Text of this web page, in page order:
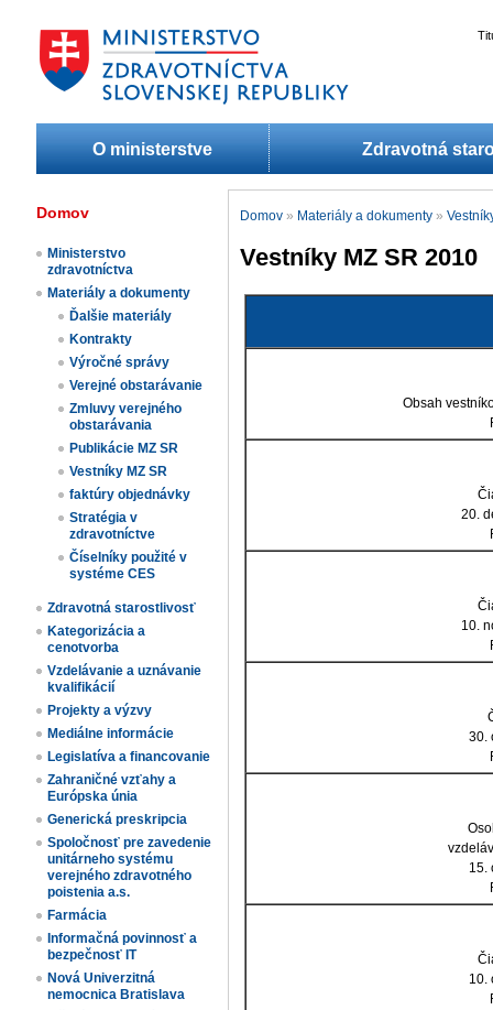
O ministerstve Zdravotná
Domov
Ministerstvo
zdravotníctva
Materiály a dokumenty
Ďalšie materiály
Kontrakty
Výročné správy
Verejné obstarávanie
Zmluvy verejného
obstarávania
Publikácie MZ SR
Vestníky MZ SR
faktúry objednávky
Stratégia v
zdravotníctve
Číselníky použité v
systéme CES
Zdravotná starostlivosť
Kategorizácia a
cenotvorba
Vzdelávanie a uznávanie
kvalifikácií
Projekty a výzvy
Mediálne informácie
Legislatíva a financovanie
Zahraničné vzťahy a
Európska únia
Generická preskripcia
Spoločnosť pre zavedenie
unitárneho systému
verejného zdravotného
poistenia a.s.
Farmácia
Informačná povinnosť a
bezpečnosť IT
Nová Univerzitná
nemocnica Bratislava
Domov » Materiály a dokumenty »
Vestníky MZ SR 2010
Obsah
20.
10.
30.
15.
10.